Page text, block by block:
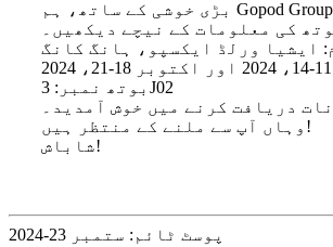
کی معلومات کے نیچے دیکھیں۔
ایشیا ورلڈ ایکسپو، ہانگ کانگ
بوتھ نمبر: 3J02
وہاں آپ سے ملنے کے منتظر ہیں!
شاباش!
پوسٹ ٹائم: ستمبر 23-2024